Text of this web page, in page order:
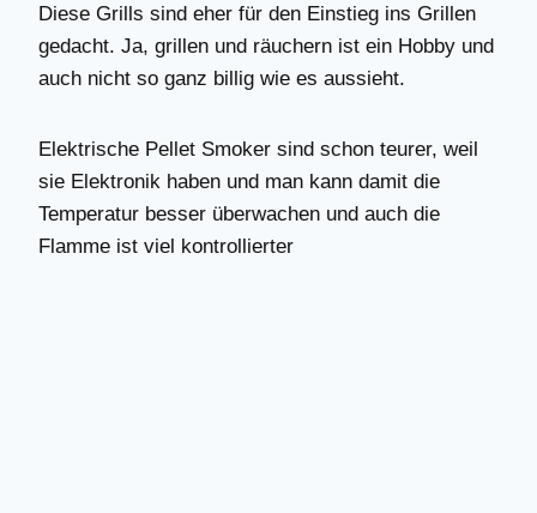
Diese Grills sind eher für den Einstieg ins Grillen
gedacht. Ja, grillen und räuchern ist ein Hobby und
auch nicht so ganz billig wie es aussieht.
Elektrische Pellet Smoker sind schon teurer, weil
sie Elektronik haben und man kann damit die
Temperatur besser überwachen und auch die
Flamme ist viel kontrollierter